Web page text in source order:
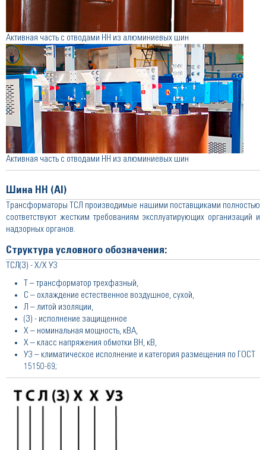
Активная часть с отводами НН из алюминиевых шин
Активная часть с отводами НН из алюминиевых шин
Шина НН (Al)
Трансформаторы ТСЛ производимые нашими поставщиками полностью
соответствуют жестким требованиям эксплуатирующих организаций и
надзорных органов.
Структура условного обозначения:
ТСЛ(З) - Х/Х У3
Т – трансформатор трехфазный,
С – охлаждение естественное воздушное, сухой,
Л – литой изоляции,
(З) - исполнение защищенное
Х – номинальная мощность, кВА,
Х – класс напряжения обмотки ВН, кВ,
У3 – климатическое исполнение и категория размещения по ГОСТ
15150-69;